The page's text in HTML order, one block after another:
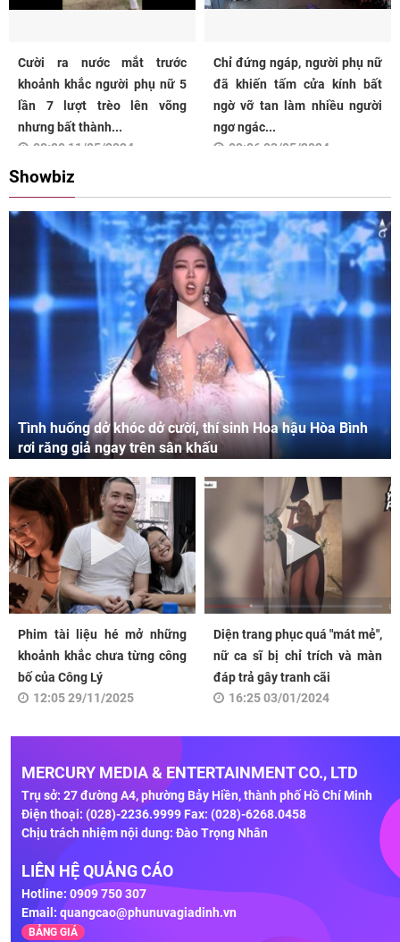
Cười ra nước mắt trước
khoảnh khắc người phụ nữ 5
lần 7 lượt trèo lên võng
nhưng bất thành...
08:00 11/05/2024
Chỉ đứng ngáp, người phụ nữ
đã khiến tấm cửa kính bất
ngờ vỡ tan làm nhiều người
ngơ ngác...
09:06 03/05/2024
Showbiz
Tình huống dở khóc dở cười, thí sinh Hoa hậu Hòa Bình
rơi răng giả ngay trên sân khấu
Phim tài liệu hé mở những
khoảnh khắc chưa từng công
bố của Công Lý
12:05 29/11/2025
Diện trang phục quá "mát mẻ",
nữ ca sĩ bị chỉ trích và màn
đáp trả gây tranh cãi
16:25 03/01/2024
MERCURY MEDIA & ENTERTAINMENT CO., LTD
Trụ sở: 27 đường A4, phường Bảy Hiền, thành phố Hồ Chí Minh
Điện thoại: (028)-2236.9999 Fax: (028)-6268.0458
Chịu trách nhiệm nội dung: Đào Trọng Nhân
LIÊN HỆ QUẢNG CÁO
Hotline: 0909 750 307
Email: quangcao@phunuvagiadinh.vn
BẢNG GIÁ